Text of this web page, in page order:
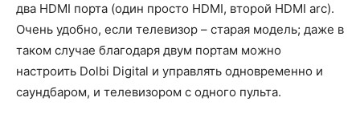
два HDMI порта (один просто HDMI, второй HDMI arc).
Очень удобно, если телевизор – старая модель; даже в
таком случае благодаря двум портам можно
настроить Dolbi Digital и управлять одновременно и
саундбаром, и телевизором с одного пульта.